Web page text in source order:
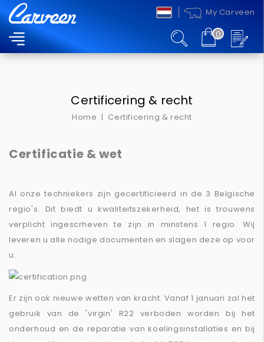
My Carveen
0
MENU
Certificering & recht
Home Certificering & recht
Certificatie & wet
Al onze techniekers zijn gecertificieerd in de 3 Belgische
regio's. Dit biedt u kwaliteitszekerheid, het is trouwens
verplicht ingescrheven te zijn in minstens 1 regio. Wij
leveren u alle nodige documenten en slagen deze op voor
u.
Er zijn ook nieuwe wetten van kracht. Vanaf 1 januari zal het
gebruik van de 'virgin' R22 verboden worden bij het
onderhoud en de reparatie van koelingsinstallaties en bij